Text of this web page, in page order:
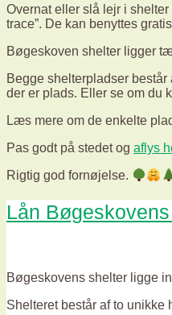
Overnat eller slå lejr i
trace”. De kan benyttes
Bøgeskoven shelter ligger
Begge shelterpladser
der er plads. Eller se om du
Læs mere om de enkelte
Pas godt på stedet og aflys
Rigtig god fornøjelse.
Lån
Bøgeskovens shelter ligge
Shelteret består af to unikke